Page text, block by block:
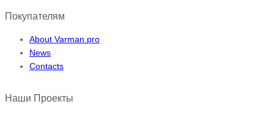
Покупателям
About Varman.pro
News
Contacts
Наши Проекты